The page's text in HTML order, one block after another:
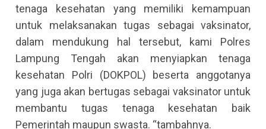
tenaga kesehatan yang memiliki kemampuan
untuk melaksanakan tugas sebagai vaksinator,
dalam mendukung hal tersebut, kami Polres
Lampung Tengah akan menyiapkan tenaga
kesehatan Polri (DOKPOL) beserta anggotanya
yang juga akan bertugas sebagai vaksinator untuk
membantu tugas tenaga kesehatan baik
Pemerintah maupun swasta. “tambahnya.